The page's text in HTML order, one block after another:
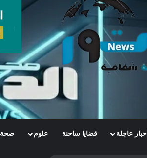
أخبار عاجلة قضايا ساخنة علوم صحة